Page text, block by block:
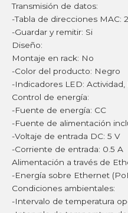
Transmisión de datos:
-Tabla de direcciones MAC:
-Guardar y remitir: Si
Diseño:
Montaje en rack: No
-Color del producto: Negro
-Indicadores LED:
Control de energía:
-Fuente de energía: CC
-Fuente de alimentación
-Voltaje de entrada DC: 5 V
-Corriente de entrada: 0.5 A
Alimentación a través de
-Energía sobre Ethernet
Condiciones ambientales:
-Intervalo de temperatura